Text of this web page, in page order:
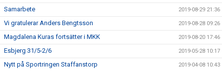
Samarbete 2019-08-29 21:36
Vi gratulerar Anders Bengtsson 2019-08-28 09:26
Magdalena Kuras fortsätter i MKK 2019-08-20 17:46
Esbjerg 31/5-2/6 2019-05-28 10:17
Nytt på Sportringen Staffanstorp 2019-04-08 10:43